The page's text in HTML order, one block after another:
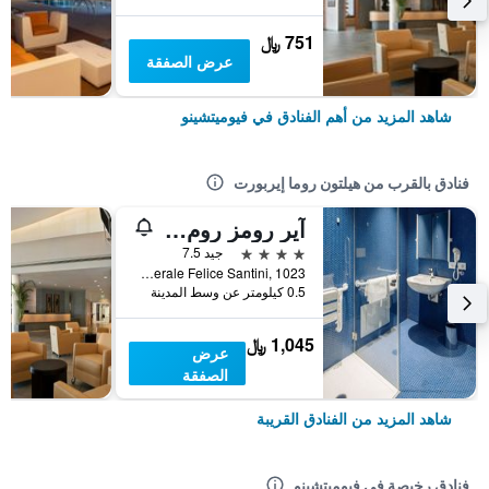
751 ﷼
عرض الصفقة
شاهد المزيد من أهم الفنادق في فيوميتشينو
فنادق بالقرب من هيلتون روما إيربورت
آير رومز روم إيربورت باي هيلوسكي
4 نجوم
جيد 7.5
Via Generale Felice Santini, 1023, فيوميتشينو, مقاطعة روما, إيطاليا
0.5 كيلومتر عن وسط المدينة
1,045 ﷼
عرض
الصفقة
شاهد المزيد من الفنادق القريبة
فنادق رخيصة في فيوميتشينو